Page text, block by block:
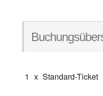
1 x Standard-Ticket